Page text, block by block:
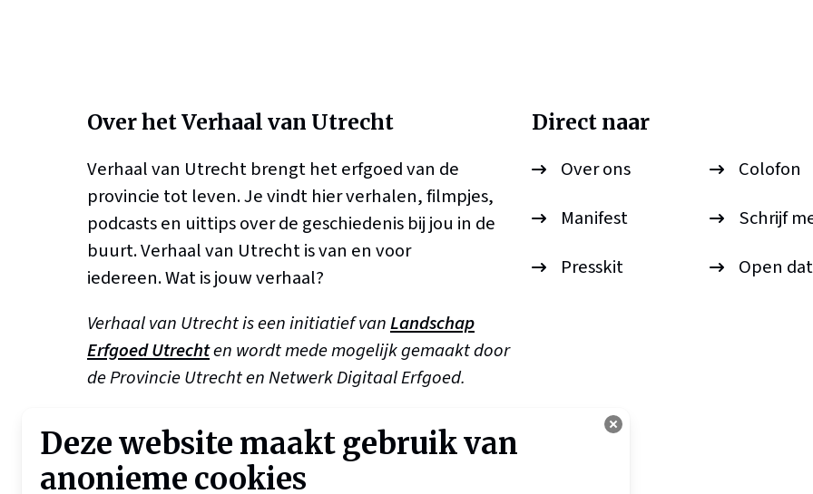
Over het Verhaal van Utrecht
Verhaal van Utrecht brengt het erfgoed van de
provincie tot leven. Je vindt hier verhalen, filmpjes,
podcasts en uittips over de geschiedenis bij jou in de
buurt. Verhaal van Utrecht is van en voor
iedereen. Wat is jouw verhaal?
Verhaal van Utrecht is een initiatief vanLandschap
Erfgoed Utrechten wordt mede mogelijk gemaakt door
de Provincie Utrecht en Netwerk Digitaal Erfgoed.
Direct naar
Over ons
Colofon
Manifest
Schrijf
Presskit
Open
Deze website maakt gebruik van
anonieme cookies